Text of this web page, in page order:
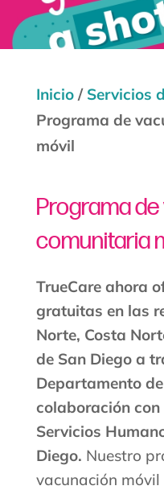
Inicio/ Servicios
Programa de
móvil
Programa
comunitaria
TrueCare ahora
gratuitas en las
Norte, Costa
de San Diego a
Departamento
colaboración
Servicios
Diego. Nuestro
vacunación